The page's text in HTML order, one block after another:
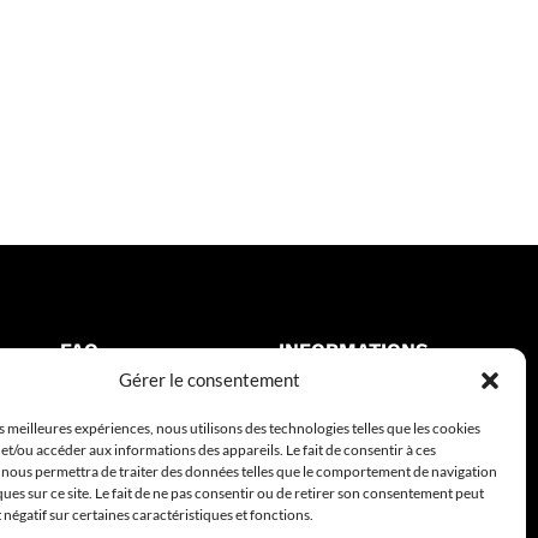
Gérer le consentement
expériences, nous utilisons des technologies telles que les cookies
ou accéder aux informations des appareils. Le fait de consentir à ces
permettra de traiter des données telles que le comportement de navigation
sur ce site. Le fait de ne pas consentir ou de retirer son consentement peut
sur certaines caractéristiques et fonctions.
FAQ
Je recherche une affiche
Modes d'expédition
Tarifs d'expédition
INFORMATIONS
Commandes & Retours
Mentions légales
CGV